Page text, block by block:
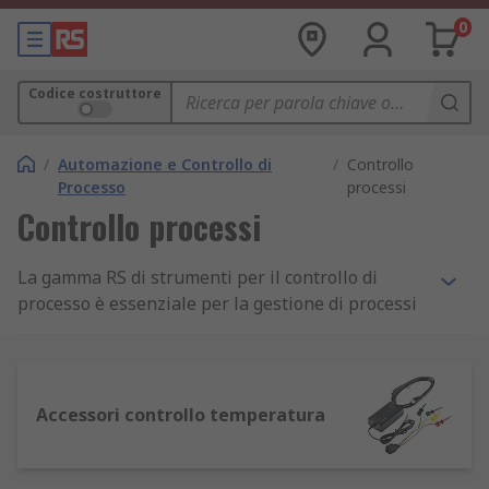
0
Codice costruttore
/ Automazione e Controllo di
Processo
/ Controllo
processi
Controllo processi
La gamma RS di strumenti per il controllo di
processo è essenziale per la gestione di processi
accurati, come quelli che offriamo nel nostro
catalogo online, sono infatti una parte essenziale
di qualsiasi soluzione che garantisca il controllo
Accessori controllo temperatura